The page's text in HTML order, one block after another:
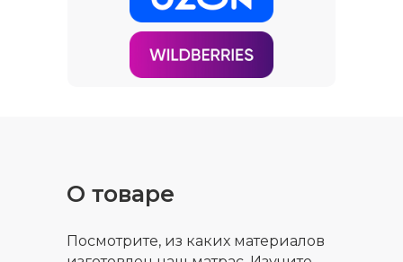
О товаре
Посмотрите, из каких материалов